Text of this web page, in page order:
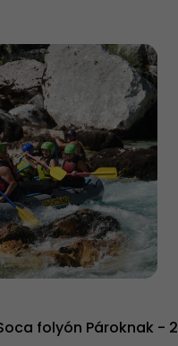
folyón Pároknak - 2